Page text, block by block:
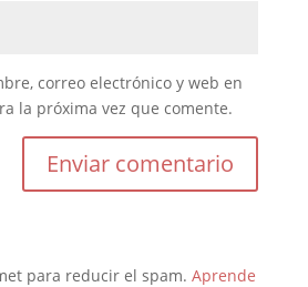
correo electrónico y web en
la próxima vez que comente.
para reducir el spam. Aprende